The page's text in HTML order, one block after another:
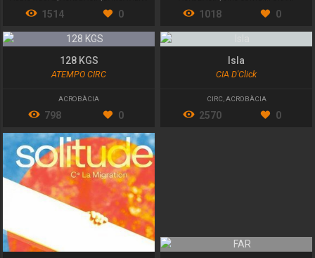
1514 0 1018 0
128 KGS
ATEMPO CIRC
ACROBÀCIA
798 0
Isla
CIA D'Click
CIRC ACROBÀCIA
2570 0